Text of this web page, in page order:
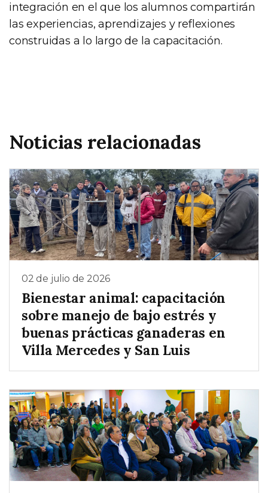
integración en el que los alumnos compartirán
las experiencias, aprendizajes y reflexiones
construidas a lo largo de la capacitación.
Noticias relacionadas
02 de julio de 2026
Bienestar animal: capacitación
sobre manejo de bajo estrés y
buenas prácticas ganaderas en
Villa Mercedes y San Luis